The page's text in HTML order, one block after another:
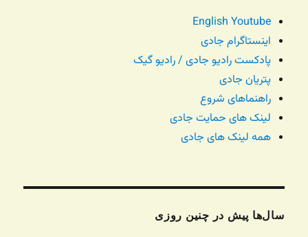
English Youtube
اینستاگرام جادی
پادکست رادیو جادی / رادیو گیک
پتریان جادی
راهنماهای شروع
لینک های حمایت جادی
همه لینک های جادی
سال‌ها پیش در چنین روزی